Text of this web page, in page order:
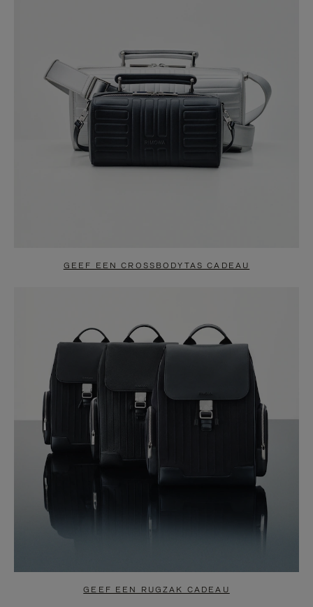
GEEF EEN CROSSBODYTAS CADEAU
GEEF EEN RUGZAK CADEAU